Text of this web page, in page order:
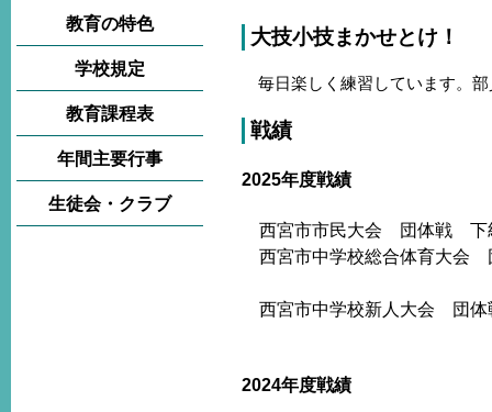
教育の特色
学校規定
教育課程表
年間主要行事
生徒会・クラブ
大技小技まかせとけ！
毎日楽しく練習しています。
戦績
2025年度戦績
西宮市市民大会 団体戦
西宮市中学校総合体育大会
西宮市中学校新人大会 団
2024年度戦績